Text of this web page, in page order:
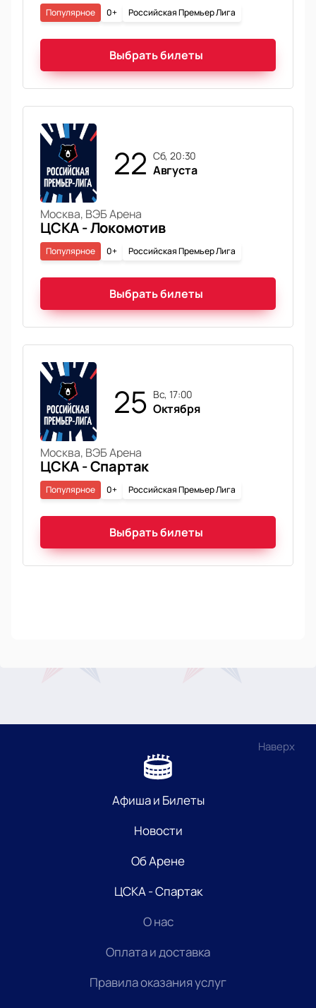
0+ Российская Премьер Лига
Популярное
Выбрать билеты
22 сб, 20:30
Августа
Москва, ВЭБ Арена
ЦСКА - Локомотив
0+ Российская Премьер Лига
Популярное
Выбрать билеты
25 вс, 17:00
Октября
Москва, ВЭБ Арена
ЦСКА - Спартак
0+ Российская Премьер Лига
Популярное
Выбрать билеты
Наверх
Афиша и Билеты
Новости
Об Арене
ЦСКА - Спартак
О нас
Оплата и доставка
Правила оказания услуг